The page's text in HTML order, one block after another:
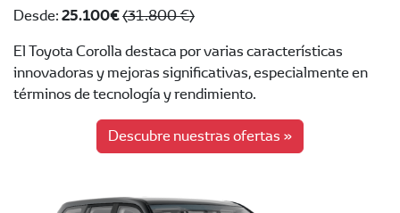
Desde:25.100 €(31.800 €)
El Toyota Corolla destaca por varias características
innovadoras y mejoras significativas, especialmente en
términos de tecnología y rendimiento.
Descubre nuestras ofertas »